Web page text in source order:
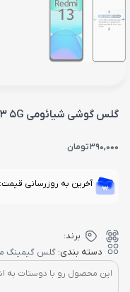
گلس گوشی شیائومی Xiaomi Redmi 13 5G مدل full glass
390,000تومان
آخرین به روزرسانی قیمت: 5 روز
برند:
دسته بندی: گلس گیمینگ
این محصول رو با دوستات به